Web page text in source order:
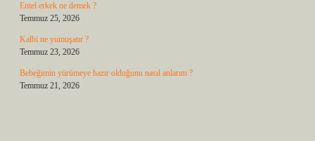
Entel erkek ne demek ?
Temmuz 25, 2026
Kalbi ne yumuşatır ?
Temmuz 23, 2026
Bebeğimin yürümeye hazır olduğunu nasıl anlarım ?
Temmuz 21, 2026